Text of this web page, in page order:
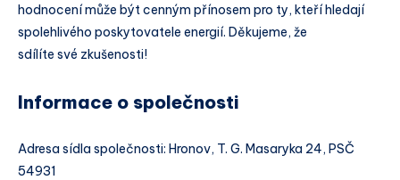
hodnocení může být cenným přínosem pro ty, kteří hledají
spolehlivého poskytovatele energií. Děkujeme, že
sdílíte své zkušenosti!
Informace o společnosti
Adresa sídla společnosti: Hronov, T. G. Masaryka 24, PSČ
54931